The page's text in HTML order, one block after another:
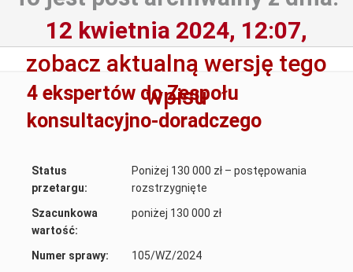
12 kwietnia 2024, 12:07,
zobacz aktualną wersję tego
wpisu
4 ekspertów do Zespołu
konsultacyjno-doradczego
Status
przetargu:
Poniżej 130 000 zł – postępowania
rozstrzygnięte
Szacunkowa
wartość:
poniżej 130 000 zł
Numer sprawy:
105/WZ/2024